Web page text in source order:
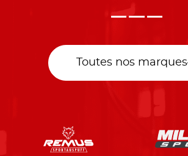
Toutes nos marques